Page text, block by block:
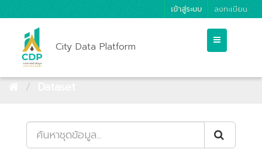
เข้าสู่ระบบ ลงทะเบียน
City Data Platform